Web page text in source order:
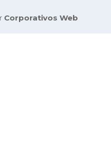
Corporativos Web